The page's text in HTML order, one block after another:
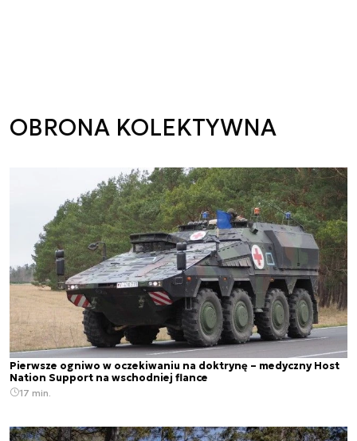
OBRONA KOLEKTYWNA
Pierwsze ogniwo w oczekiwaniu na doktrynę – medyczny Host
Nation Support na wschodniej flance
17 min.